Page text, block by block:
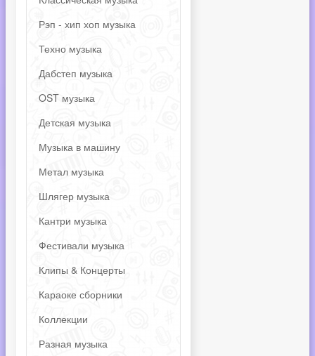
Рэп - хип хоп музыка
Техно музыка
Дабстеп музыка
OST музыка
Детская музыка
Музыка в машину
Метал музыка
Шлягер музыка
Кантри музыка
Фестивали музыка
Клипы & Концерты
Караоке сборники
Коллекции
Разная музыка